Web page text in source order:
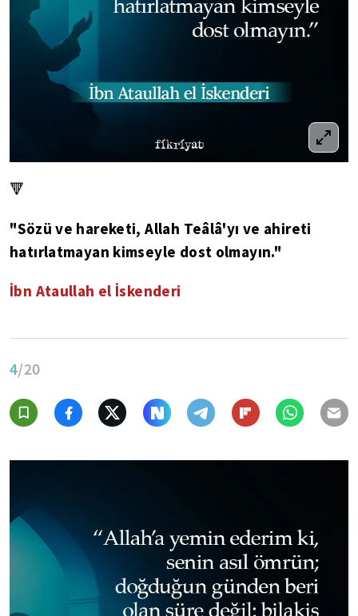
🔻
"Sözü ve hareketi, Allah Teâlâ'yı ve ahireti
hatırlatmayan kimseyle dost olmayın."
İbn Ataullah el İskenderi
4/20